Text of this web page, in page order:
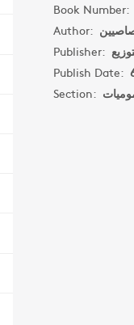
Book Number:
Author:
Publisher:
Publish Date:
Section: